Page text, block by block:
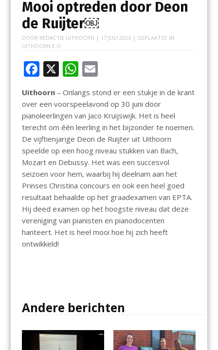
Mooi optreden door Deon
de Ruijter￼
DOOR REDACTIE UITHOORN | 17 JULI 2023 | GEPLAATST IN
UITHOORN E.O.
F
e
b
o
o
k
X W
at
s
A
p
p
E
m
ai
l
Uithoorn– Onlangs stond er een stukje in de krant
over een voorspeelavond op 30 juni door
pianoleerlingen van Jaco Kruijswijk. Het is heel
terecht om één leerling in het bijzonder te noemen.
De vijftienjarige Deon de Ruijter uit Uithoorn
speelde op een hoog niveau stukken van Bach,
Mozart en Debussy. Het was een succesvol
seizoen voor hem, waarbij hij deelnam aan het
Prinses Christina concours en ook een heel goed
resultaat behaalde op het graadexamen van EPTA.
Hij deed examen op het hoogste niveau dat deze
vereniging van pianisten en pianodocenten
hanteert. Het is heel mooi hoe hij zich heeft
ontwikkeld!
Andere berichten